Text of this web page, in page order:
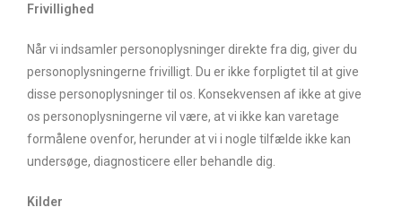
Frivillighed
Når vi indsamler personoplysninger direkte fra dig, giver du
personoplysningerne frivilligt. Du er ikke forpligtet til at give
disse personoplysninger til os. Konsekvensen af ikke at give
os personoplysningerne vil være, at vi ikke kan varetage
formålene ovenfor, herunder at vi i nogle tilfælde ikke kan
undersøge, diagnosticere eller behandle dig.
Kilder